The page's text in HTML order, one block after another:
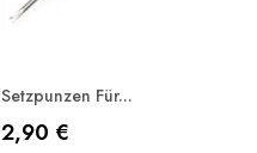
Setzpunzen Für...
Preis
2,90 €